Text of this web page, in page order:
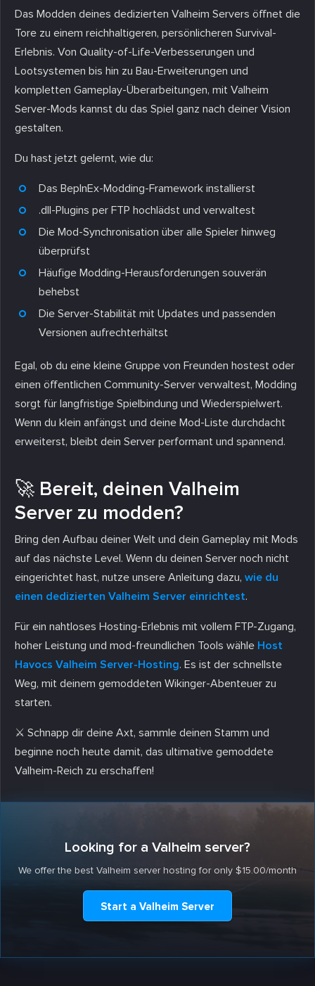
Das Modden deines dedizierten Valheim Servers öffnet die
Tore zu einem reichhaltigeren, persönlicheren Survival-
Erlebnis. Von Quality-of-Life-Verbesserungen und
Lootsystemen bis hin zu Bau-Erweiterungen und
kompletten Gameplay-Überarbeitungen, mit Valheim
Server-Mods kannst du das Spiel ganz nach deiner Vision
gestalten.
Du hast jetzt gelernt, wie du:
Das BepInEx-Modding-Framework installierst
.dll-Plugins per FTP hochlädst und verwaltest
Die Mod-Synchronisation über alle Spieler hinweg
überprüfst
Häufige Modding-Herausforderungen souverän
behebst
Die Server-Stabilität mit Updates und passenden
Versionen aufrechterhältst
Egal, ob du eine kleine Gruppe von Freunden hostest oder
einen öffentlichen Community-Server verwaltest, Modding
sorgt für langfristige Spielbindung und Wiederspielwert.
Wenn du klein anfängst und deine Mod-Liste durchdacht
erweiterst, bleibt dein Server performant und spannend.
🚀 Bereit, deinen Valheim
Server zu modden?
Bring den Aufbau deiner Welt und dein Gameplay mit Mods
auf das nächste Level. Wenn du deinen Server noch nicht
eingerichtet hast, nutze unsere Anleitung dazu, wie du
einen dedizierten Valheim Server einrichtest.
Für ein nahtloses Hosting-Erlebnis mit vollem FTP-Zugang,
hoher Leistung und mod-freundlichen Tools wähle Host
Havocs Valheim Server-Hosting. Es ist der schnellste
Weg, mit deinem gemoddeten Wikinger-Abenteuer zu
starten.
⚔️ Schnapp dir deine Axt, sammle deinen Stamm und
beginne noch heute damit, das ultimative gemoddete
Valheim-Reich zu erschaffen!
Looking for a Valheim server?
We offer the best Valheim server hosting for only $15.00/month
Start a Valheim Server